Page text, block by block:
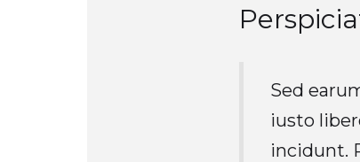
Sed
iusto
incidunt.